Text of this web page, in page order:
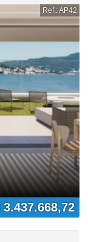
Ref.: AP42
3.437.668,72